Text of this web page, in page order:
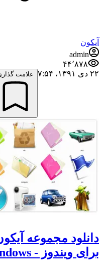
آیکون
admin
۴۴٬۸۷۸
۲۲ دی ۱۳۹۱،‏ ۷:۵۴
علامت
دانلود مجموعه
برای ویندوز - Mega Icons for Windows